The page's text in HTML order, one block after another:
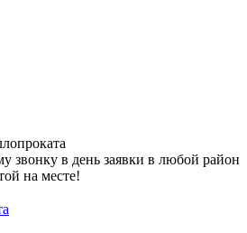
звонку в день заявки в любой район
на месте!